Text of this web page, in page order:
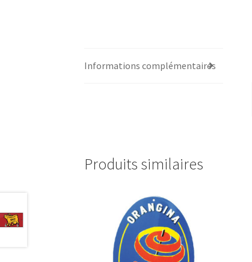
Informations complémentaires
Produits similaires